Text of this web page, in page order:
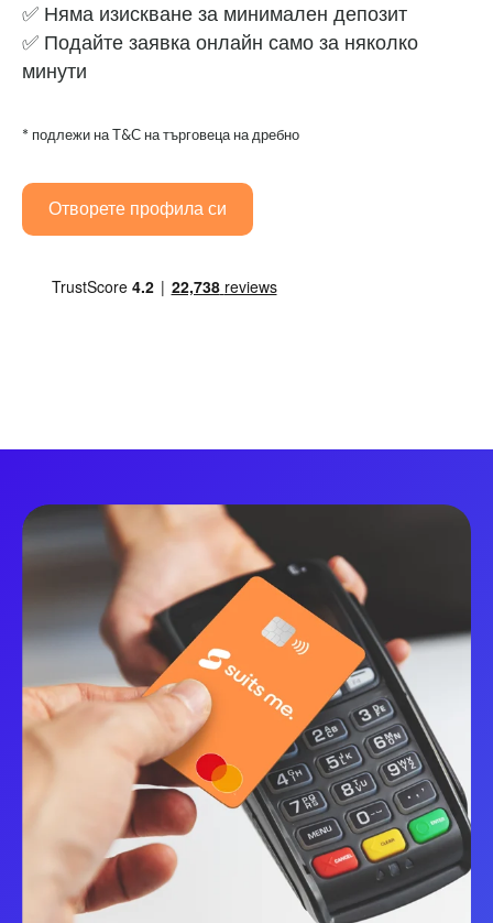
✅ Няма изискване за минимален депозит
✅ Подайте заявка онлайн само за няколко
минути
* подлежи на Т&С на търговеца на дребно
Отворете профила си